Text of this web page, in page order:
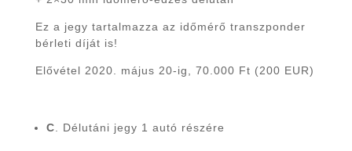
Ez a jegy tartalmazza az időmérő transzponder
bérleti díját is!
Elővétel 2020. május 20-ig, 70.000 Ft (200 EUR)
C . Délutáni jegy 1 autó részére